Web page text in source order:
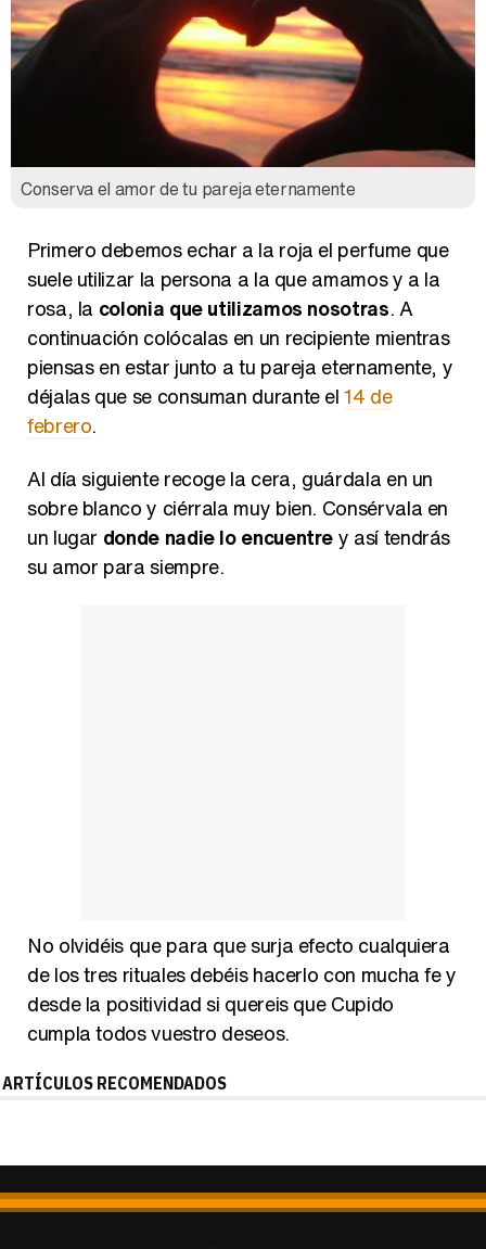
Conserva el amor de tu pareja eternamente
Primero debemos echar a la roja el perfume que
suele utilizar la persona a la que amamos y a la
rosa, la colonia que utilizamos nosotras. A
continuación colócalas en un recipiente mientras
piensas en estar junto a tu pareja eternamente, y
déjalas que se consuman durante el14 de
febrero.
Al día siguiente recoge la cera, guárdala en un
sobre blanco y ciérrala muy bien. Consérvala en
un lugar donde nadie lo encuentrey así tendrás
su amor para siempre.
No olvidéis que para que surja efecto cualquiera
de los tres rituales debéis hacerlo con mucha fe y
desde la positividad si quereis que Cupido
cumpla todos vuestro deseos.
ARTÍCULOS RECOMENDADOS